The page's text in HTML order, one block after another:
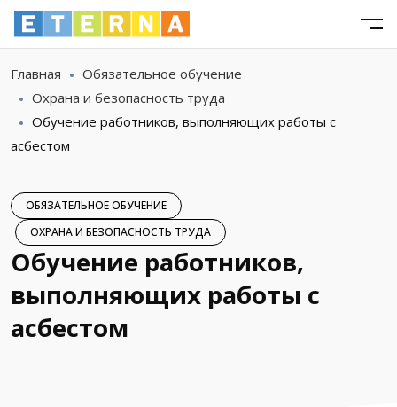
Главная
Обязательное обучение
Охрана и безопасность труда
Обучение работников, выполняющих работы с
асбестом
ОБЯЗАТЕЛЬНОЕ ОБУЧЕНИЕ
ОХРАНА И БЕЗОПАСНОСТЬ ТРУДА
Обучение работников,
выполняющих работы с
асбестом